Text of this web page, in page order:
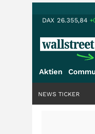
DAX 26.355,84
Aktien
NEWS TICKER